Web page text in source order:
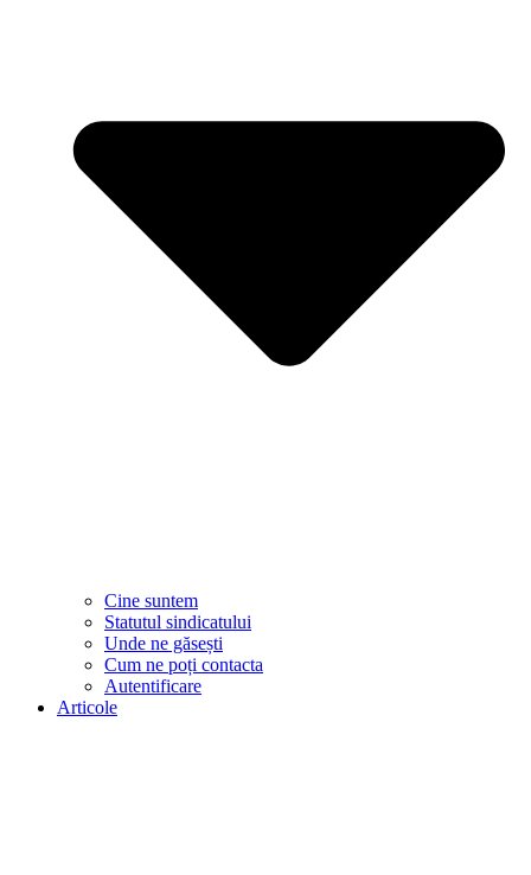
Cine suntem
Statutul sindicatului
Unde ne găsești
Cum ne poți contacta
Autentificare
Articole